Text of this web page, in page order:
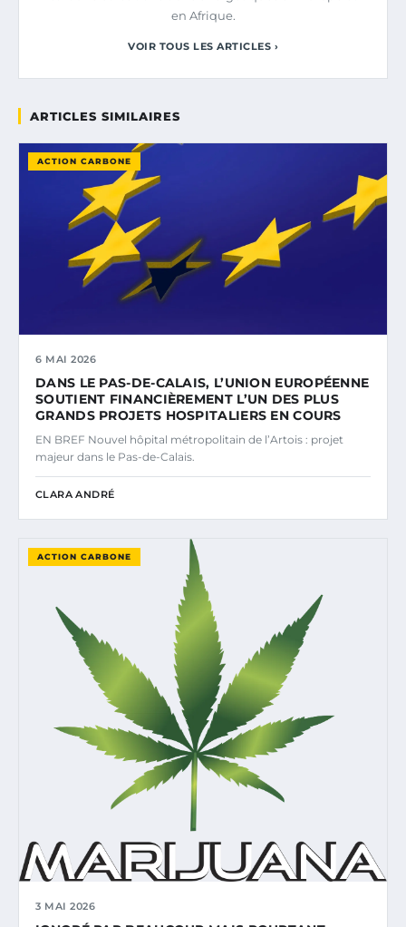
en Afrique.
VOIR TOUS LES ARTICLES ›
ARTICLES SIMILAIRES
ACTION CARBONE
6 MAI 2026
DANS LE PAS-DE-CALAIS, L’UNION EUROPÉENNE
SOUTIENT FINANCIÈREMENT L’UN DES PLUS
GRANDS PROJETS HOSPITALIERS EN COURS
EN BREF Nouvel hôpital métropolitain de l’Artois : projet
majeur dans le Pas-de-Calais.
CLARA ANDRÉ
ACTION CARBONE
3 MAI 2026